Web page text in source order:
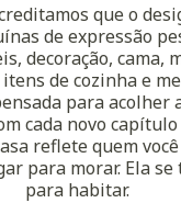
que o
de expressão
decoração, cama,
de cozinha e
para acolher
cada novo capítulo
reflete quem
para morar. Ela
para habitar.